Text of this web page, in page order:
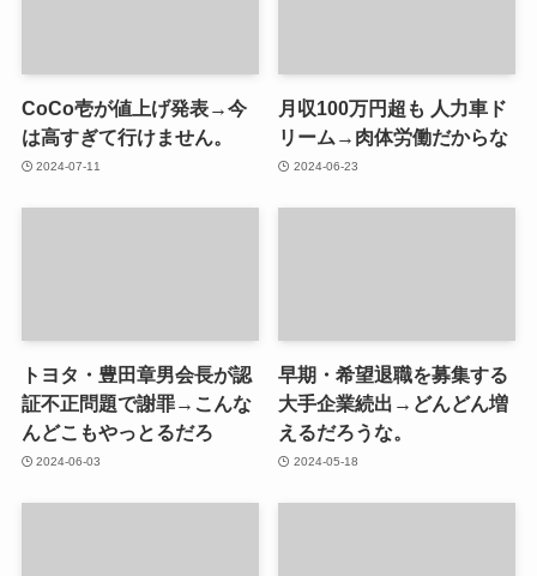
CoCo壱が値上げ発表→今
は高すぎて行けません。
2024-07-11
月収100万円超も 人力車ド
リーム→肉体労働だからな
2024-06-23
トヨタ・豊田章男会長が認
証不正問題で謝罪→こんな
んどこもやっとるだろ
2024-06-03
早期・希望退職を募集する
大手企業続出→どんどん増
えるだろうな。
2024-05-18